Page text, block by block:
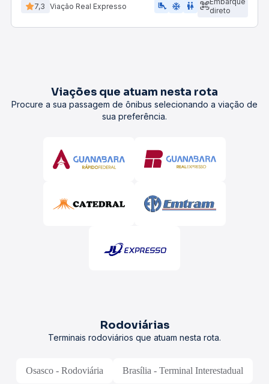
7,3 Viação Real Expresso airline_seat_legroom_extra ac_unit wc
direto
Viações que atuam nesta rota
Procure a sua passagem de ônibus selecionando a viação de
sua preferência.
Rodoviárias
Terminais rodoviários que atuam nesta rota.
Osasco - Rodoviária Brasília - Terminal Interestadual